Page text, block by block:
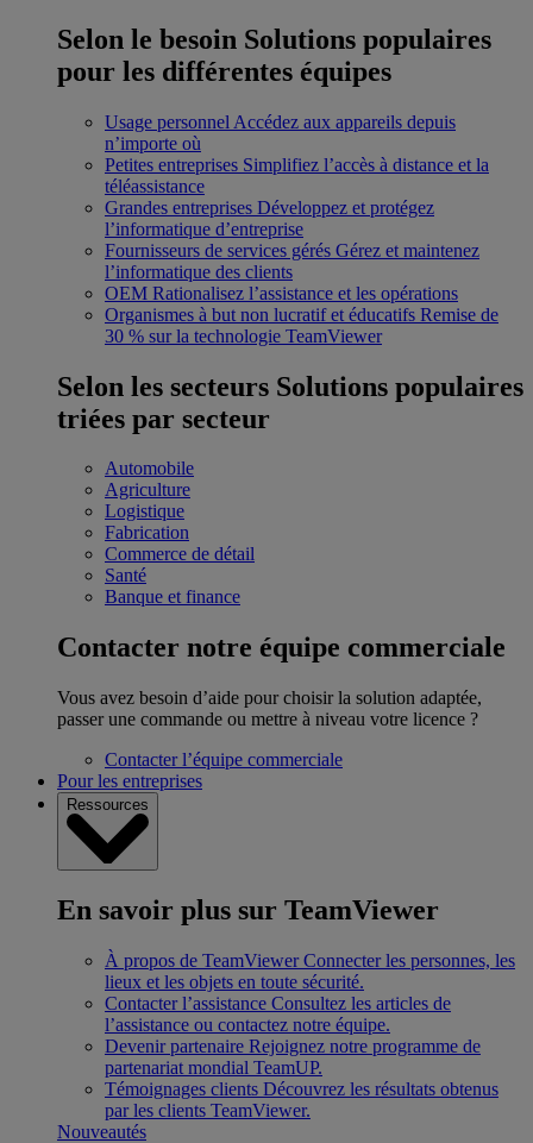
Selon le besoin Solutions populaires
pour les différentes équipes
Usage personnel Accédez aux appareils depuis
n’importe où
Petites entreprises Simplifiez l’accès à distance et la
téléassistance
Grandes entreprises Développez et protégez
l’informatique d’entreprise
Fournisseurs de services gérés Gérez et maintenez
l’informatique des clients
OEM Rationalisez l’assistance et les opérations
Organismes à but non lucratif et éducatifs Remise de
30 % sur la technologie TeamViewer
Selon les secteurs Solutions populaires
triées par secteur
Automobile
Agriculture
Logistique
Fabrication
Commerce de détail
Santé
Banque et finance
Contacter notre équipe commerciale
Vous avez besoin d’aide pour choisir la solution adaptée,
passer une commande ou mettre à niveau votre licence ?
Contacter l’équipe commerciale
Pour les entreprises
Ressources
En savoir plus sur TeamViewer
À propos de TeamViewer Connecter les personnes, les
lieux et les objets en toute sécurité.
Contacter l’assistance Consultez les articles de
l’assistance ou contactez notre équipe.
Devenir partenaire Rejoignez notre programme de
partenariat mondial TeamUP.
Témoignages clients Découvrez les résultats obtenus
par les clients TeamViewer.
Nouveautés